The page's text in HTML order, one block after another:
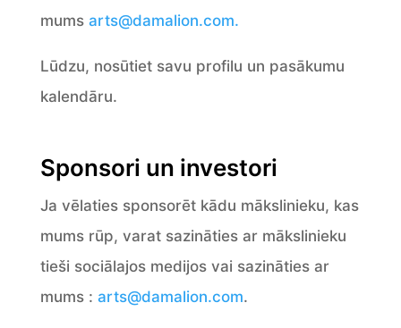
mums arts@damalion.com.
Lūdzu, nosūtiet savu profilu un pasākumu
kalendāru.
Sponsori un investori
Ja vēlaties sponsorēt kādu mākslinieku, kas
mums rūp, varat sazināties ar mākslinieku
tieši sociālajos medijos vai sazināties ar
mums : arts@damalion.com.